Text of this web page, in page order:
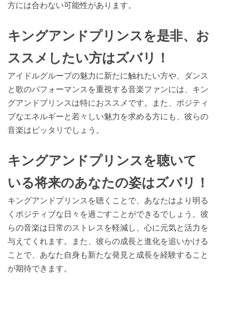
方には合わない可能性があります。
キングアンドプリンスを是非、お
ススメしたい方はズバリ！
アイドルグループの魅力に新たに触れたい方や、ダンス
と歌のパフォーマンスを重視する音楽ファンには、キン
グアンドプリンスは特におススメです。また、ポジティ
ブなエネルギーと若々しい魅力を求める方にも、彼らの
音楽はピッタリでしょう。
キングアンドプリンスを聴いて
いる将来のあなたの姿はズバリ！
キングアンドプリンスを聴くことで、あなたはより明る
くポジティブな日々を過ごすことができるでしょう。彼
らの音楽は日常のストレスを軽減し、心に元気と活力を
与えてくれます。また、彼らの成長と進化を追いかける
ことで、あなた自身も新たな発見と成長を経験すること
が期待できます。